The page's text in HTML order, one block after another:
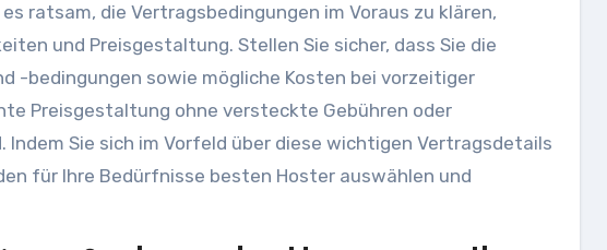
ratsam, die Vertragsbedingungen im Voraus zu klären,
und Preisgestaltung. Stellen Sie sicher, dass Sie die
-bedingungen sowie mögliche Kosten bei vorzeitiger
Preisgestaltung ohne versteckte Gebühren oder
Sie sich im Vorfeld über diese wichtigen Vertragsdetails
für Ihre Bedürfnisse besten Hoster auswählen und